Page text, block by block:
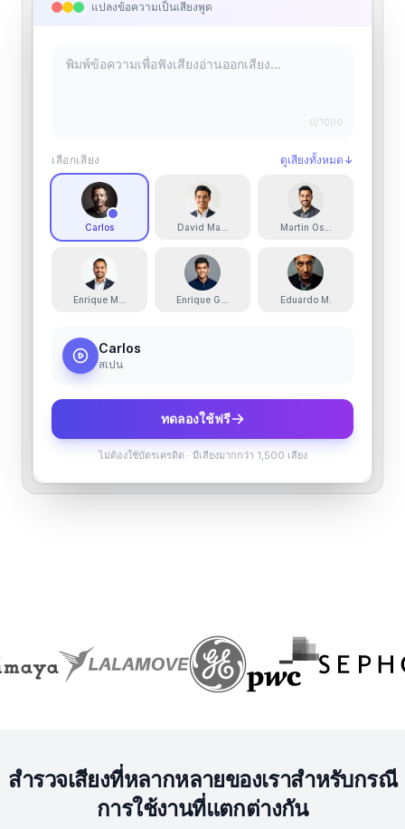
แปลงข้อความเป็นเสียงพูด
0/1000
เลือกเสียง ดูเสียงทั้งหมด ↓
Carlos David Martin Martin Osborne
Enrique Mondragón Enrique González Eduardo M.
Carlos
สเปน
ทดลองใช้ฟรี
ไม่ต้องใช้บัตรเครดิต· มีเสียงมากกว่า 1,500 เสียง
สำรวจเสียงที่หลากหลายของเราสำหรับกรณี
การใช้งานที่แตกต่างกัน